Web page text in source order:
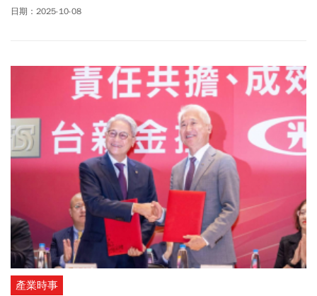
致計畫陷入僵局，但這道難題未必無解。
日期：2025-10-08
產業時事